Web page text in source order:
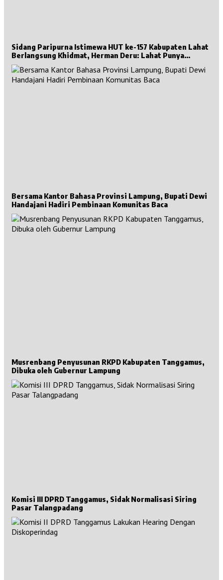
Sidang Paripurna Istimewa HUT ke-157 Kabupaten Lahat
Berlangsung Khidmat, Herman Deru: Lahat Punya
Sejarah Besar untuk Sumsel
Bersama Kantor Bahasa Provinsi Lampung, Bupati Dewi
Handajani Hadiri Pembinaan Komunitas Baca
Musrenbang Penyusunan RKPD Kabupaten Tanggamus,
Dibuka oleh Gubernur Lampung
Komisi III DPRD Tanggamus, Sidak Normalisasi Siring
Pasar Talangpadang